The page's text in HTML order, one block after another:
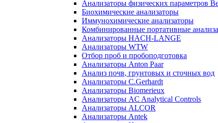
Анализаторы физических параметров
Биохимические анализаторы
Иммунохимические анализаторы
Комбинированные портативные
Анализаторы HACH-LANGE
Анализаторы WTW
Отбор проб и пробоподготовка
Анализаторы Anton Paar
Анализ почв, грунтовых и сточных вод
Анализаторы C.Gerhardt
Анализаторы Biomerieux
Анализаторы AC Analytical Controls
Анализаторы ALCOR
Анализаторы Antek